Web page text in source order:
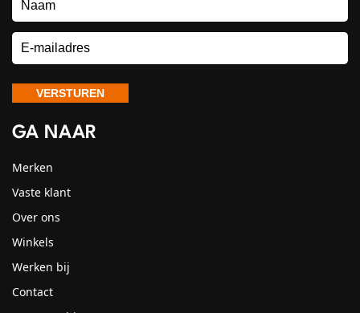
GA NAAR
Merken
Vaste klant
Over ons
Winkels
Werken bij
Contact